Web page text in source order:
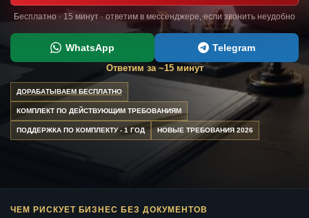
Бесплатно · 15 минут · ответим в мессенджере, если звонить неудобно
WhatsApp Telegram
Ответим за ~15 минут
ДОРАБАТЫВАЕМ БЕСПЛАТНО
КОМПЛЕКТ ПО ДЕЙСТВУЮЩИМ ТРЕБОВАНИЯМ
ПОДДЕРЖКА ПО КОМПЛЕКТУ - 1 ГОД НОВЫЕ ТРЕБОВАНИЯ 2026
ЧЕМ РИСКУЕТ БИЗНЕС БЕЗ ДОКУМЕНТОВ